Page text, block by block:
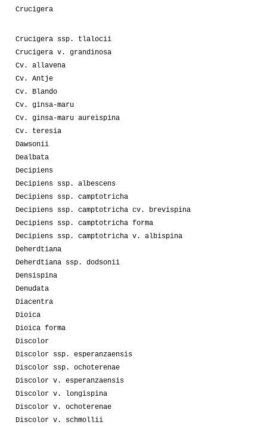
Crucigera
Crucigera ssp. tlalocii
Crucigera v. grandinosa
Cv. allavena
Cv. Antje
Cv. Blando
Cv. ginsa-maru
Cv. ginsa-maru aureispina
Cv. teresia
Dawsonii
Dealbata
Decipiens
Decipiens ssp. albescens
Decipiens ssp. camptotricha
Decipiens ssp. camptotricha cv. brevispina
Decipiens ssp. camptotricha forma
Decipiens ssp. camptotricha v. albispina
Deherdtiana
Deherdtiana ssp. dodsonii
Densispina
Denudata
Diacentra
Dioica
Dioica forma
Discolor
Discolor ssp. esperanzaensis
Discolor ssp. ochoterenae
Discolor v. esperanzaensis
Discolor v. longispina
Discolor v. ochoterenae
Discolor v. schmollii